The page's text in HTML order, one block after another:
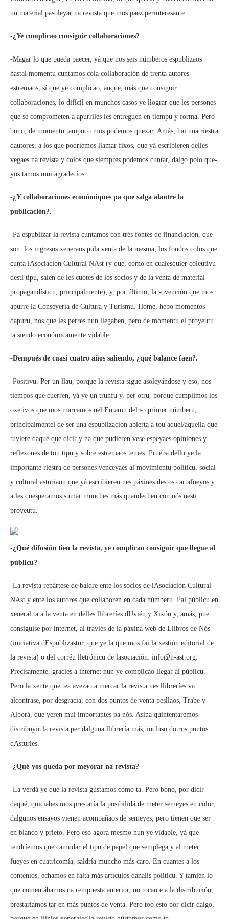
un material pasoleyar na revista que mos paez perinteresante.
-¿Ye complicao consiguir collaboraciones?
-Magar lo que pueda paecer, yá que nos seis númberos espublizaos
hastal momentu cuntamos cola collaboración de trenta autores
estremaos, sí que ye complicao; anque, más que consiguir
collaboraciones, lo difícil en munchos casos ye llograr que les persones
que se comprometen a apurriles les entreguen en tiempu y forma. Pero
bono, de momentu tampoco mos podemos quexar. Amás, hai una riestra
dautores, a los que podríemos llamar fixos, que yá escribieren delles
vegaes na revista y colos que siempres podemos cuntar, dalgo polo que-
yos tamos mui agradecíos.
-¿Y collaboraciones económiques pa que salga alantre la
publicación?.
-Pa espublizar la revista cuntamos con trés fontes de financiación, que
son: los ingresos xeneraos pola venta de la mesma; los fondos colos que
cunta lAsociación Cultural NAst (y que, como en cualesquier coleutivu
desti tipu, salen de les cuotes de los socios y de la venta de material
propagandísticu, principalmente); y, por último, la sovención que mos
apurre la Conseyería de Cultura y Turismu. Home, hebo momentos
dapuru, nos que les perres nun llegaben, pero de momentu el proyeutu
ta siendo económicamente vidable.
-Dempués de cuasi cuatro años saliendo, ¿qué balance faen?.
-Positivu. Per un llau, porque la revista sigue asoleyándose y eso, nos
tiempos que cuerren, yá ye un trunfu y, per otru, porque cumplimos los
oxetivos que mos marcamos nel Entamu del so primer númberu,
principalmentel de ser una espublización abierta a tou aquel/aquella que
tuviere daqué que dicir y na que pudieren vese espeyaes opiniones y
reflexones de tou tipu y sobre estremaos temes. Prueba dello ye la
importante riestra de persones venceyaes al movimientu políticu, social
y cultural asturianu que yá escribieren nes páxines destos cartafueyos y
a les quesperamos sumar munches más quandechen con nós nesti
proyeutu.
-¿Qué difusión tien la revista, ye complicao consiguir que llegue al
públicu?
-La revista repártese de baldre ente los socios de lAsociación Cultural
NAst y ente los autores que collaboren en cada númberu. Pal públicu en
xeneral ta a la venta en delles llibreríes dUviéu y Xixón y, amás, pue
consiguise por internet, al traviés de la páxina web de Llibros de Nós
(iniciativa dEspublizastur, que ye la que mos fai la xestión editorial de
la revista) o del corréu lletrónicu de lasociación: info@n-ast.org.
Precisamente, gracies a internet nun ye complicao llegar al públicu.
Pero la xente que tea avezao a mercar la revista nes llibreríes va
alcontrase, por desgracia, con dos puntos de venta pesllaos, Trabe y
Alborá, que yeren mui importantes pa nós. Asina quintentaremos
distribuyir la revista per dalguna llibrería más, incluso dotros puntos
dAsturies.
-¿Qué-yos queda por meyorar na revista?
-La verdá ye que la revista gústamos como ta. Pero bono, por dicir
daqué, quiciabes mos prestaría la posibilidá de meter semeyes en color;
dalgunos ensayos vienen acompañaos de semeyes, pero tienen que ser
en blanco y prieto. Pero eso agora mesmo nun ye vidable, yá que
tendríemos que camudar el tipu de papel que semplega y al meter
fueyes en cuatricomía, saldría muncho más caro. En cuantes a los
conteníos, echamos en falta más artículos danalís políticu. Y tamién lo
que comentábamos na rempuesta anterior, no tocante a la distribución,
prestaríamos tar en más puntos de venta. Pero too esto por dicir dalgo,